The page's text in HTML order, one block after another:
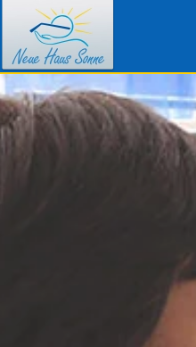
Zum Hauptinhalt springen